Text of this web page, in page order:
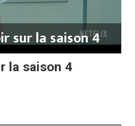
sur la saison 4
la saison 4